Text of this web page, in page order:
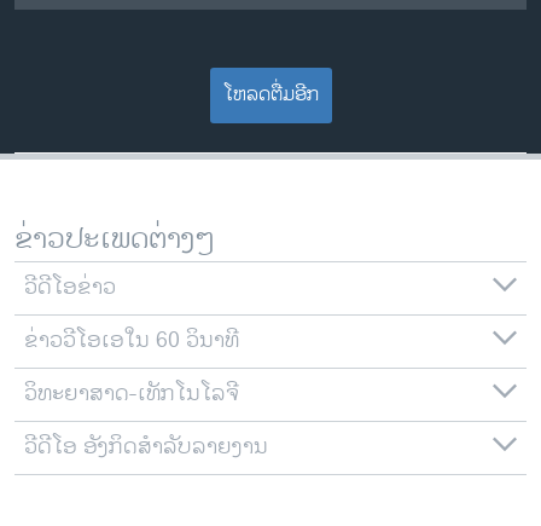
ໂຫລດຕື່ມອີກ
ຂ່າວປະເພດຕ່າງໆ
ວີດີໂອຂ່າວ
ຂ່າວວີໂອເອໃນ 60 ວິນາທີ
ວິທະຍາສາດ-ເທັກໂນໂລຈີ
ວີດີໂອ ອັງກິດສຳລັບລາຍງານ